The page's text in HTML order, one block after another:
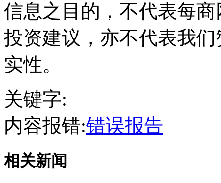
信息之目的，不代表每
投资建议，亦不代表我
实性。
关键字:
内容报错:错误报告
相关新闻